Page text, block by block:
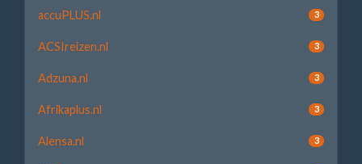
accuPLUS.nl 3
ACSIreizen.nl 3
Adzuna.nl 3
Afrikaplus.nl 3
Alensa.nl 3